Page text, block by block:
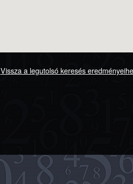
Vissza a legutolsó keresés